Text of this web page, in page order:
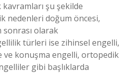
şu şekilde
nedenleri doğum öncesi,
sonrası olarak
türleri ise zihinsel engelli,
ve konuşma engelli, ortopedik
gibi başlıklarda